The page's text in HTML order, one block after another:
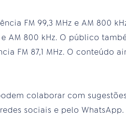
FM 99,3 MHz e AM 800
e AM 800 kHz. O público
FM 87,1 MHz. O conteúdo
colaborar com
sociais e pelo WhatsApp.